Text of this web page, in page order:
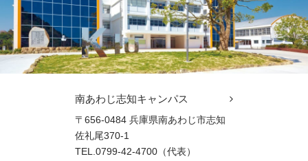
南あわじ志知キャンパス
〒656-0484 兵庫県南あわじ市志知
佐礼尾370-1
TEL.0799-42-4700（代表）